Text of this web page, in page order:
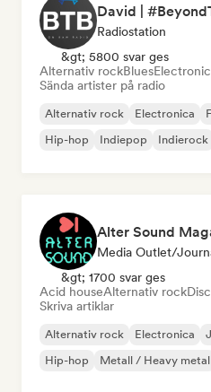
Radiostation
&gt; 5800 svar ges
Alternativ rockBlues
Sända artister på radio
Alternativ rock Electronica
Hip-hop
Indiepop Indierock
Alter Sound
Media Outlet/
&gt; 1700 svar ges
Acid houseAlternativ rock
Skriva artiklar
Alternativ rock Electronica
Hip-hop
Metall / Heavy metal